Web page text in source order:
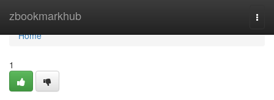
zbookmarkhub
Home
Home
1